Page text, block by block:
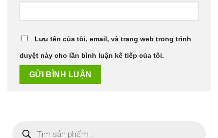
Lưu tên của tôi, email, và trang web trong trình
duyệt này cho lần bình luận kế tiếp của tôi.
kiếm